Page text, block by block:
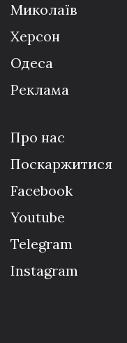
Миколаїв
Херсон
Одеса
Реклама
Про нас
Поскаржитися
Facebook
Youtube
Telegram
Instagram